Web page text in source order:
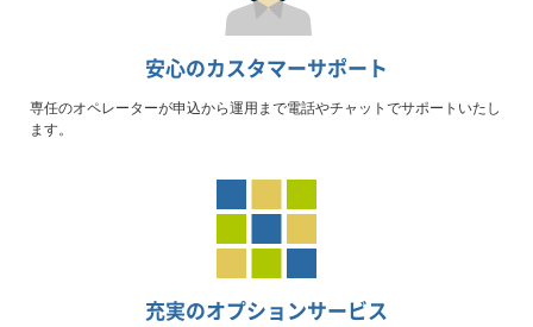
安心のカスタマーサポート
専任のオペレーターが申込から運用まで電話やチャットでサポートいたし
ます。
充実のオプションサービス